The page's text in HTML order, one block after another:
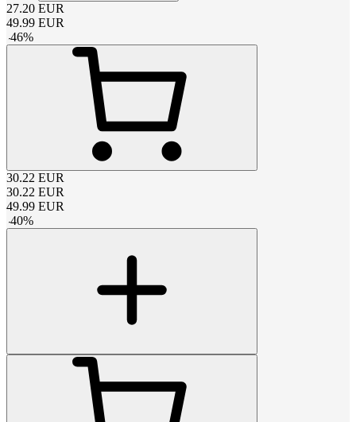
27.20 EUR
49.99 EUR
-46%
30.22 EUR
30.22 EUR
49.99 EUR
-40%